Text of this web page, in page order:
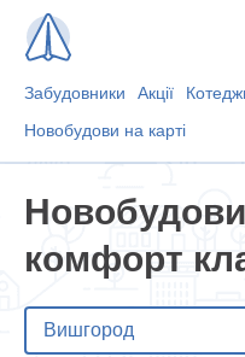
Забудовники Акції
Новобудови на карті
комфорт